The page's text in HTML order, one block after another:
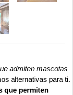
admiten mascotas
alternativas para ti.
que permiten